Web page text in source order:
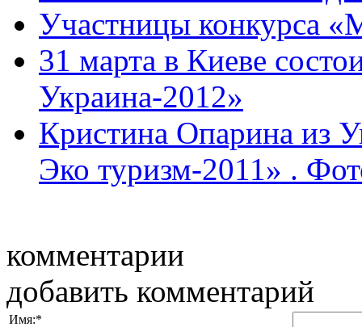
Участницы конкурса
31 марта в Киеве
Украина-2012»
Кристина Опарина из
Эко туризм-2011» .
комментарии
добавить комментарий
Имя:*